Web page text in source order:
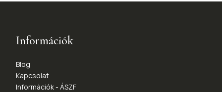
Információk
Blog
Kapcsolat
Információk - ÁSZF